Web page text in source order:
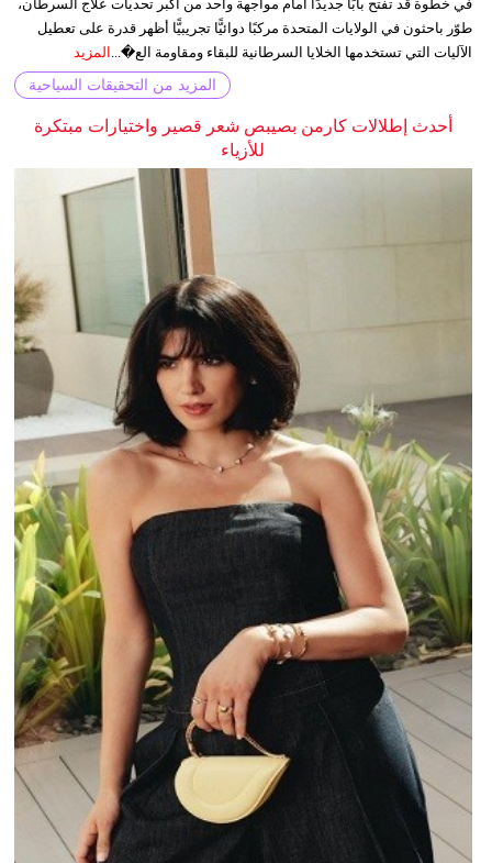
في خطوة قد تفتح بابًا جديدًا أمام مواجهة واحد من أكبر تحديات علاج السرطان،
طوّر باحثون في الولايات المتحدة مركبًا دوائيًّا تجريبيًّا أظهر قدرة على تعطيل
الآليات التي تستخدمها الخلايا السرطانية للبقاء ومقاومة الع�...
المزيد
المزيد من التحقيقات السياحية
أحدث إطلالات كارمن بصيبص شعر قصير واختيارات مبتكرة
للأزياء